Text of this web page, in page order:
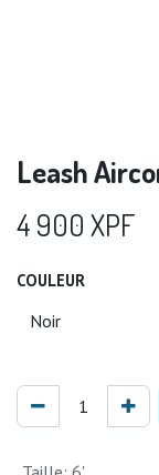
Leash
4 900 XPF
COULEUR